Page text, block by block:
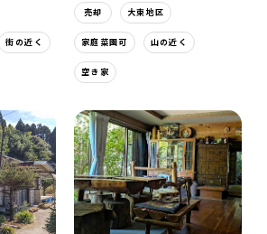
街の近く
売却 大束地区
家庭菜園可 山の近く
空き家